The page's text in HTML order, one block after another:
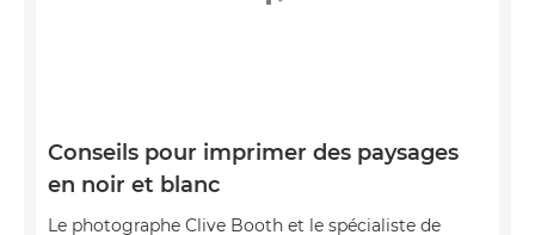
Conseils pour imprimer des paysages
en noir et blanc
Le photographe Clive Booth et le spécialiste de